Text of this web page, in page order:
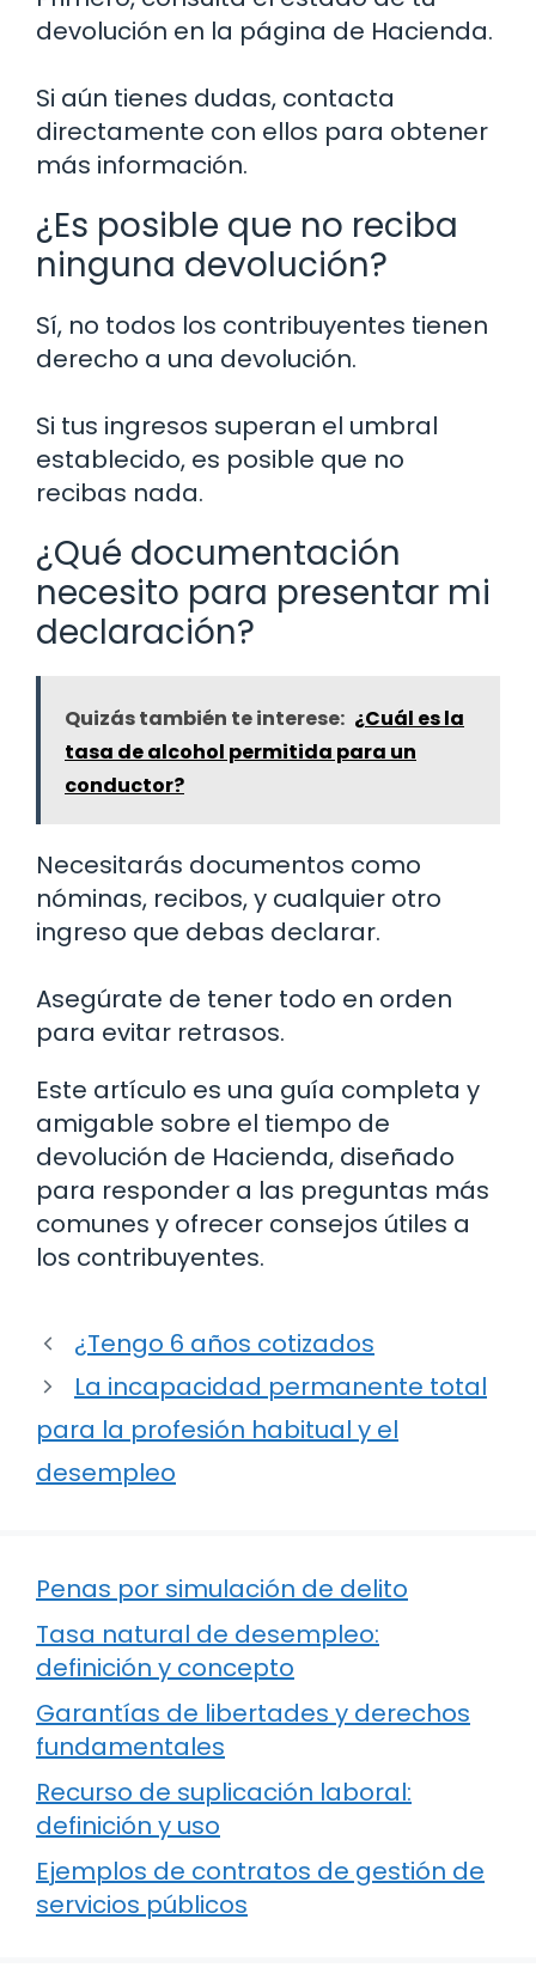
devolución en la página de Hacienda.
Si aún tienes dudas, contacta
directamente con ellos para obtener
más información.
¿Es posible que no reciba
ninguna devolución?
Sí, no todos los contribuyentes tienen
derecho a una devolución.
Si tus ingresos superan el umbral
establecido, es posible que no
recibas nada.
¿Qué documentación
necesito para presentar mi
declaración?
Quizás también te interese: ¿Cuál es la
tasa de alcohol permitida para un
conductor?
Necesitarás documentos como
nóminas, recibos, y cualquier otro
ingreso que debas declarar.
Asegúrate de tener todo en orden
para evitar retrasos.
Este artículo es una guía completa y
amigable sobre el tiempo de
devolución de Hacienda, diseñado
para responder a las preguntas más
comunes y ofrecer consejos útiles a
los contribuyentes.
¿Tengo 6 años cotizados
La incapacidad permanente total
para la profesión habitual y el
desempleo
Penas por simulación de delito
Tasa natural de desempleo:
definición y concepto
Garantías de libertades y derechos
fundamentales
Recurso de suplicación laboral:
definición y uso
Ejemplos de contratos de gestión de
servicios públicos